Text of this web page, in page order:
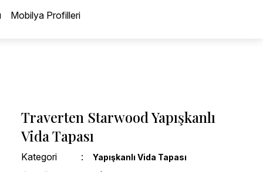
Mobilya Profilleri
Traverten Starwood Yapışkanlı
Vida Tapası
Kategori Yapışkanlı Vida Tapası